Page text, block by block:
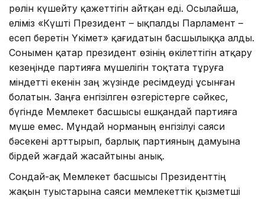
рөлін күшейту қажеттігін айтқан еді. Осылайша,
еліміз «Күшті Президент – ықпалды Парламент –
есеп беретін Үкімет» қағидатын басшылыққа алды.
Сонымен қатар президент өзінің өкілеттігін атқару
кезеңінде партияға мүшелігін тоқтата тұруға
міндетті екенін заң жүзінде ресімдеуді ұсынған
болатын. Заңға енгізілген өзгерістерге сәйкес,
бүгінде Мемлекет басшысы ешқандай партияға
мүше емес. Мұндай норманың енгізілуі саяси
бәсекені арттырып, барлық партияның дамуына
бірдей жағдай жасайтыны анық.
Сондай-ақ Мемлекет басшысы Президенттің
жақын туыстарына саяси мемлекеттік қызметші